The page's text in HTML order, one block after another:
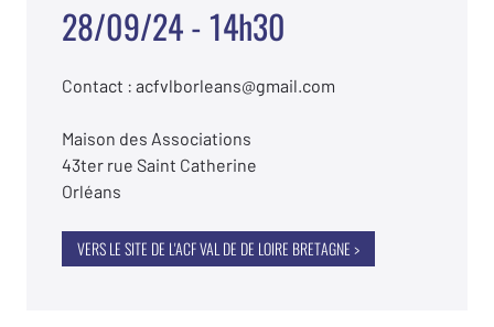
28/09/24 - 14h30
Contact : acfvlborleans@gmail.com
Maison des Associations
43ter rue Saint Catherine
Orléans
VERS LE SITE DE L'ACF VAL DE DE LOIRE BRETAGNE >